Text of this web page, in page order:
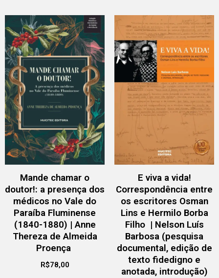
Mande chamar o
doutor!: a presença dos
médicos no Vale do
Paraíba Fluminense
(1840-1880) | Anne
Thereza de Almeida
Proença
R$78,00
E viva a vida!
Correspondência entre
os escritores Osman
Lins e Hermilo Borba
Filho | Nelson Luís
Barbosa (pesquisa
documental, edição de
texto fidedigno e
anotada, introdução)